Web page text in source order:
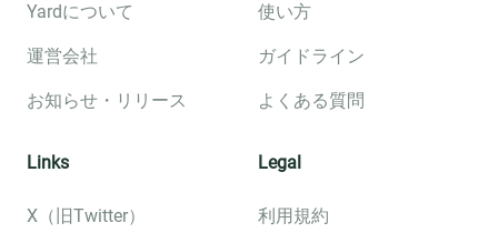
Yardについて
運営会社
お知らせ・リリース
使い方
ガイドライン
よくある質問
Links
X（旧Twitter）
Legal
利用規約